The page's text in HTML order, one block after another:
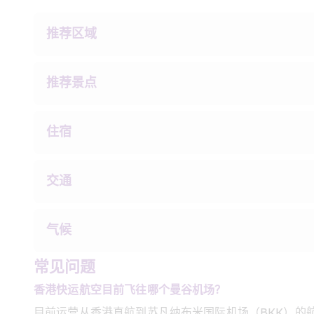
推荐区域
推荐景点
住宿
交通
气候
常见问题
香港快运航空目前飞往哪个曼谷机场？